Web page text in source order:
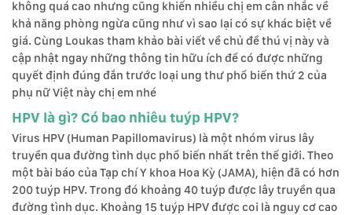
không quá cao nhưng cũng khiến nhiều chị em cân nhắc về
khả năng phòng ngừa cũng như vì sao lại có sự khác biệt về
giá. Cùng Loukas tham khảo bài viết về chủ đề thú vị này và
cập nhật ngay những thông tin hữu ích để có được những
quyết định đúng đắn trước loại ung thư phổ biến thứ 2 của
phụ nữ Việt này chị em nhé
HPV là gì? Có bao nhiêu tuýp HPV?
Virus HPV (Human Papillomavirus) là một nhóm virus lây
truyền qua đường tình dục phổ biến nhất trên thế giới. Theo
một bài báo của Tạp chí Y khoa Hoa Kỳ (JAMA), hiện đã có hơn
200 tuýp HPV. Trong đó khoảng 40 tuýp được lây truyền qua
đường tình dục. Khoảng 15 tuýp HPV được coi là nguy cơ cao